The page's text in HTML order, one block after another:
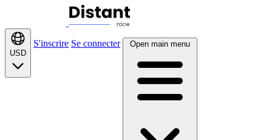
USD
S'inscrire Se connecter Open main menu